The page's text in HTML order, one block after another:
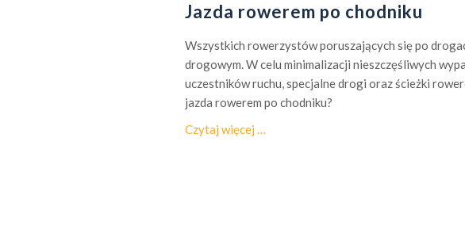
Jazda rowerem po chodniku
Wszystkich rowerzystów poruszających się po
drogowym. W celu minimalizacji nieszczęśliwych
uczestników ruchu, specjalne drogi oraz ścieżki
jazda rowerem po chodniku?
Czytaj więcej …